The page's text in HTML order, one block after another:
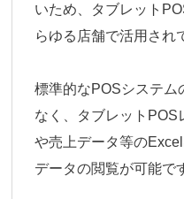
いため、タブレット
らゆる店舗で活用され
標準的なPOSシステム
なく、タブレットPOS
や売上データ等の
データの閲覧が可能で